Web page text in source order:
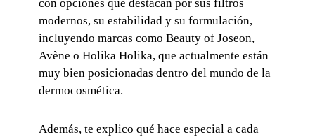
con opciones que destacan por sus filtros
modernos, su estabilidad y su formulación,
incluyendo marcas como Beauty of Joseon,
Avène o Holika Holika, que actualmente están
muy bien posicionadas dentro del mundo de la
dermocosmética.
Además, te explico qué hace especial a cada